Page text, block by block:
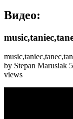
Видео:
by Stepan Marusiak
views